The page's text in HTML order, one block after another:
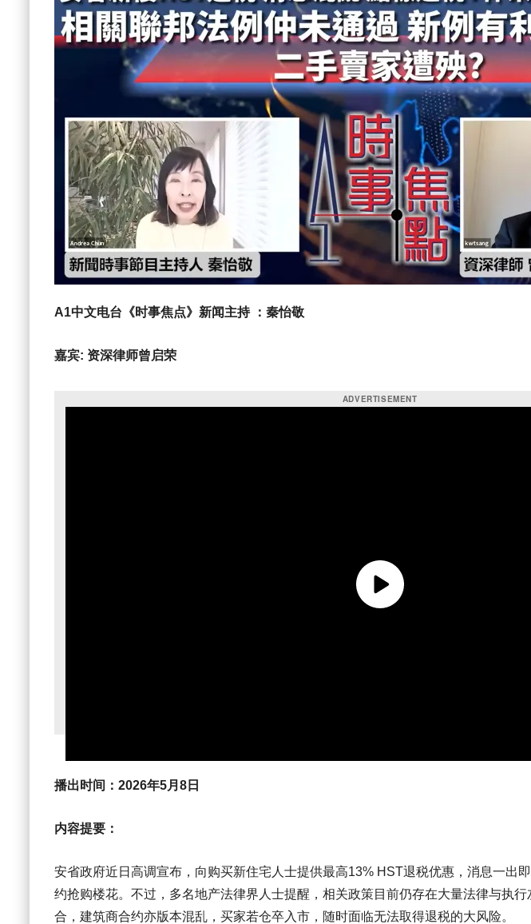
A1中文电台《时事焦点》新闻主持 ：秦怡敬
嘉宾: 资深律师曾启荣
播出时间： 2026年5月8日
内容提要：
安省政府近日高调宣布，向购买新住宅人士提供最高13% HST退税优惠，消息一出
约抢购楼花。不过，多名地产法律界人士提醒，相关政策目前仍存在大量法律与执
合，建筑商合约亦版本混乱，买家若仓卒入市，随时面临无法取得退税的大风险。